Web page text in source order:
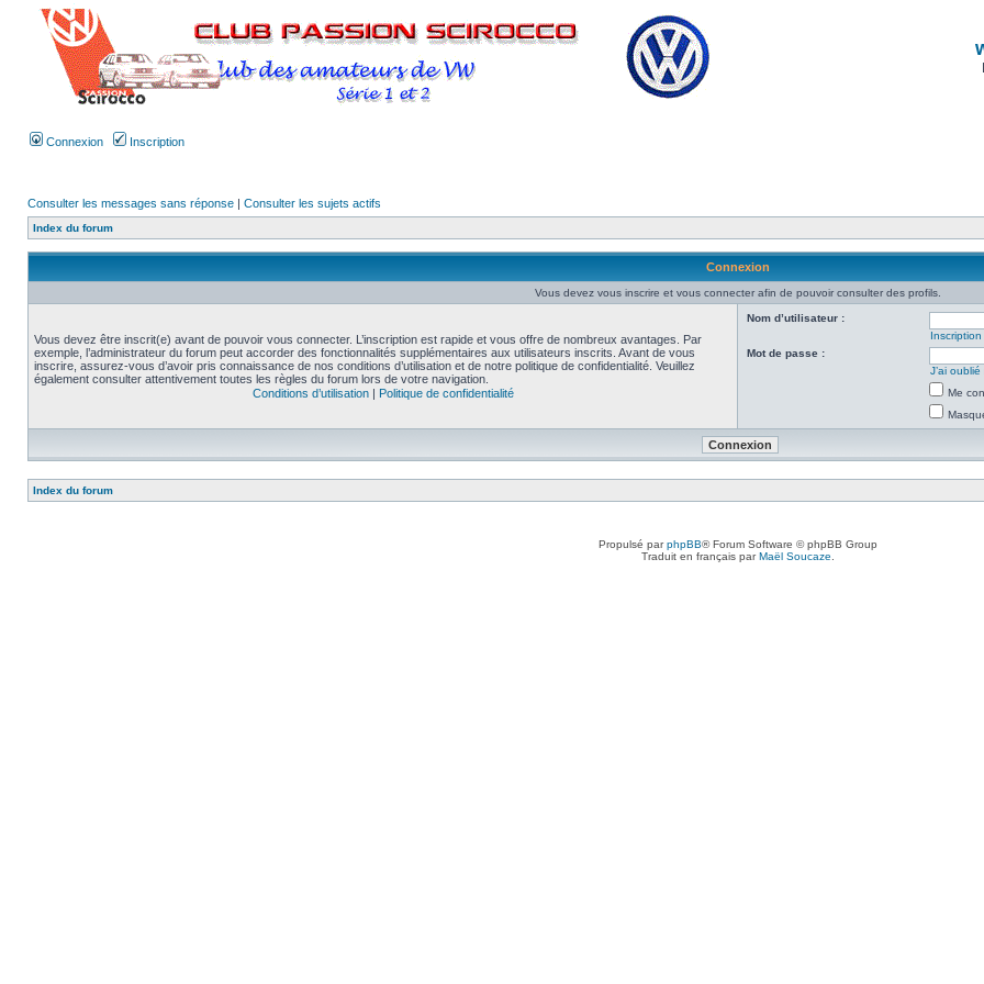
Connexion Inscription
Consulter les messages sans réponse | Consulter les sujets actifs
Index du forum
Connexion
Vous devez vous inscrire et vous connecter afin de pouvoir consulter des profils.
Vous devez être inscrit(e) avant de pouvoir vous connecter. L’inscription est rapide et vous offre de nombreux avantages. Par
exemple, l’administrateur du forum peut accorder des fonctionnalités supplémentaires aux utilisateurs inscrits. Avant de vous
inscrire, assurez-vous d’avoir pris connaissance de nos conditions d’utilisation et de notre politique de confidentialité. Veuillez
également consulter attentivement toutes les règles du forum lors de votre navigation.
Conditions d’utilisation| Politique de confidentialité
Nom d’utilisateur :
Inscription
Mot de passe :
J’ai
Me
Index du forum
Propulsé parphpBB® Forum Software © phpBB Group
Traduit en français parMaël Soucaze